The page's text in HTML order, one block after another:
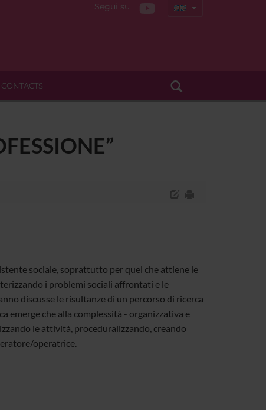
Segui su
CONTACTS
sociale, soprattutto per quel che attiene le
i problemi sociali affrontati e le
discusse le risultanze di un percorso di ricerca
che alla complessità - organizzativa e
le attività, proceduralizzando, creando
operatrice.